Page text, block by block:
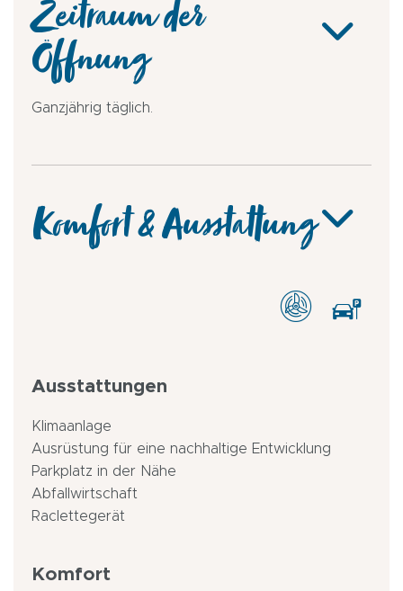
Zeitraum der
Öffnung
Ganzjährig täglich.
Komfort & Ausstattung
Ausstattungen
Klimaanlage
Ausrüstung für eine nachhaltige Entwicklung
Parkplatz in der Nähe
Abfallwirtschaft
Raclettegerät
Komfort